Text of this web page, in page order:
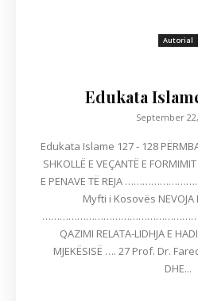
Autorial
Edukata
September
Edukata Islame 127 - 128 PËRMBAJTJA “EDUKATA ISLAME” –
SHKOLLË E VEÇANTË E
E PENAVE TË REJA
Myfti i Kosovës NEVOJA
QAZIMI RELATA-LIDHJA E
MJEKËSISË …. 27 Prof. Dr.
DHE...